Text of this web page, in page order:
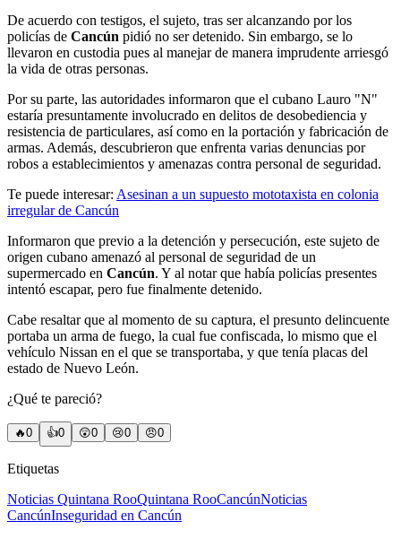
De acuerdo con testigos, el sujeto, tras ser alcanzando por los
policías de Cancún pidió no ser detenido. Sin embargo, se lo
llevaron en custodia pues al manejar de manera imprudente arriesgó
la vida de otras personas.
Por su parte, las autoridades informaron que el cubano Lauro "N"
estaría presuntamente involucrado en delitos de desobediencia y
resistencia de particulares, así como en la portación y fabricación de
armas. Además, descubrieron que enfrenta varias denuncias por
robos a establecimientos y amenazas contra personal de seguridad.
Te puede interesar: Asesinan a un supuesto mototaxista en colonia
irregular de Cancún
Informaron que previo a la detención y persecución, este sujeto de
origen cubano amenazó al personal de seguridad de un
supermercado en Cancún. Y al notar que había policías presentes
intentó escapar, pero fue finalmente detenido.
Cabe resaltar que al momento de su captura, el presunto delincuente
portaba un arma de fuego, la cual fue confiscada, lo mismo que el
vehículo Nissan en el que se transportaba, y que tenía placas del
estado de Nuevo León.
¿Qué te pareció?
🔥0 👍0 😲0 😢0 😠0
Etiquetas
Noticias Quintana RooQuintana RooCancúnNoticias
CancúnInseguridad en Cancún